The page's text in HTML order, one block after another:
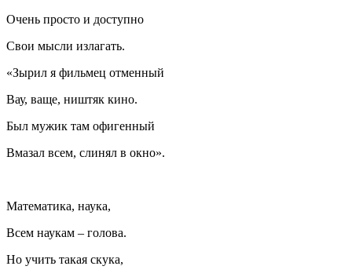
Очень просто и доступно
Свои мысли излагать.
«Зырил я фильмец отменный
Вау, ваще, ништяк кино.
Был мужик там офигенный
Вмазал всем, слинял в окно».
Математика, наука,
Всем наукам – голова.
Но учить такая скука,